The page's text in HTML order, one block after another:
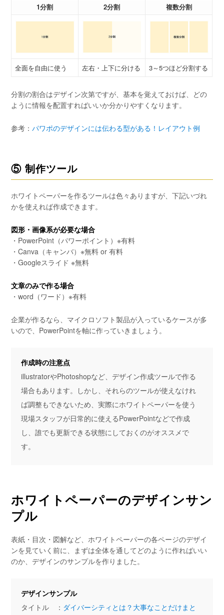
1分割 2分割 複数分割
全面を自由に使う 左右・上下に分ける 3～5つほど分割する
分割の割合はデザイン次第ですが、基本を覚えておけば、どの
ように情報を配置すればいいか分かりやすくなります。
参考：パワポのデザインには伝わる型がある！レイアウト例
⑤ 制作ツール
ホワイトペーパーを作るツールは色々ありますが、下記いづれ
かを使えれば作成できます。
図形・画像系が必要な場合
・PowerPoint（パワーポイント）※有料
・Canva（キャンバ）※無料 or 有料
・Googleスライド ※無料
文章のみで作る場合
・word（ワード）※有料
企業が作るなら、マイクロソフト製品が入っているケースが多
いので、PowerPointを軸に作っていきましょう。
作成時の注意点
illustratorやPhotoshopなど、デザイン作成ツールで作る
場合もあります。しかし、それらのツールが使えなけれ
ば調整もできないため、実際にホワイトペーパーを使う
現場スタッフが日常的に使えるPowerPointなどで作成
し、誰でも更新できる状態にしておくのがオススメで
す。
ホワイトペーパーのデザインサン
プル
表紙・目次・図解など、ホワイトペーパーの各ページのデザイ
ンを見ていく前に、まずは全体を通してどのように作ればいい
のか、デザインのサンプルを作りました。
デザインサンプル
タイトル ： ダイバーシティとは？大事なことだけまと